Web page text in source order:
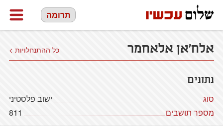
תרומה
אלח'אן אלאחמר כל ההתנחלויות >
נתונים
סוג
ישוב פלסטיני
מספר תושבים
811